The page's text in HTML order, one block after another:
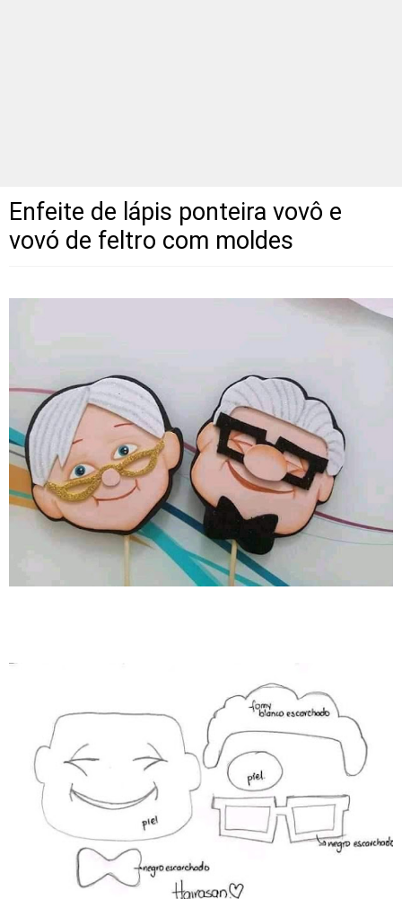
Enfeite de lápis ponteira vovô e
vovó de feltro com moldes